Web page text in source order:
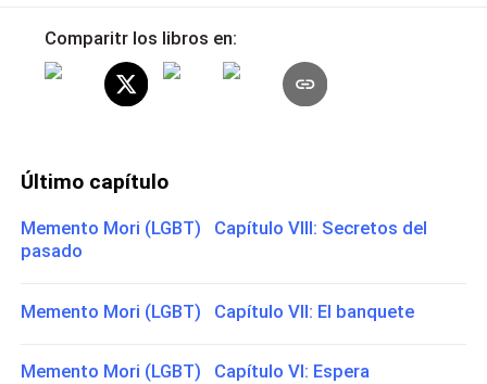
Comparitr los libros en:
Último capítulo
Memento Mori (LGBT) Capítulo VIII: Secretos del
pasado
Memento Mori (LGBT) Capítulo VII: El banquete
Memento Mori (LGBT) Capítulo VI: Espera